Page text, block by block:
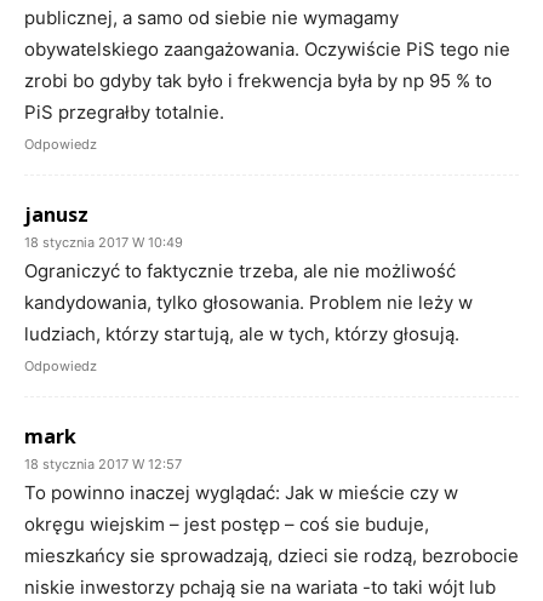
publicznej, a samo od siebie nie wymagamy
obywatelskiego zaangażowania. Oczywiście PiS tego nie
zrobi bo gdyby tak było i frekwencja była by np 95 % to
PiS przegrałby totalnie.
Odpowiedz
janusz
18 stycznia 2017 W 10:49
Ograniczyć to faktycznie trzeba, ale nie możliwość
kandydowania, tylko głosowania. Problem nie leży w
ludziach, którzy startują, ale w tych, którzy głosują.
Odpowiedz
mark
18 stycznia 2017 W 12:57
To powinno inaczej wyglądać: Jak w mieście czy w
okręgu wiejskim – jest postęp – coś sie buduje,
mieszkańcy sie sprowadzają, dzieci sie rodzą, bezrobocie
niskie inwestorzy pchają sie na wariata -to taki wójt lub